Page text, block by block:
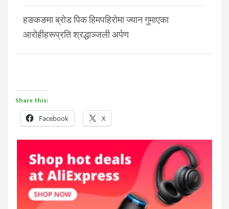
हङकङमा ब्रोड पिक हिमपहिरोमा ज्यान गुमाएका
आरोहीहरूप्रति श्रद्धाञ्जली अर्पण
Share this:
Facebook X